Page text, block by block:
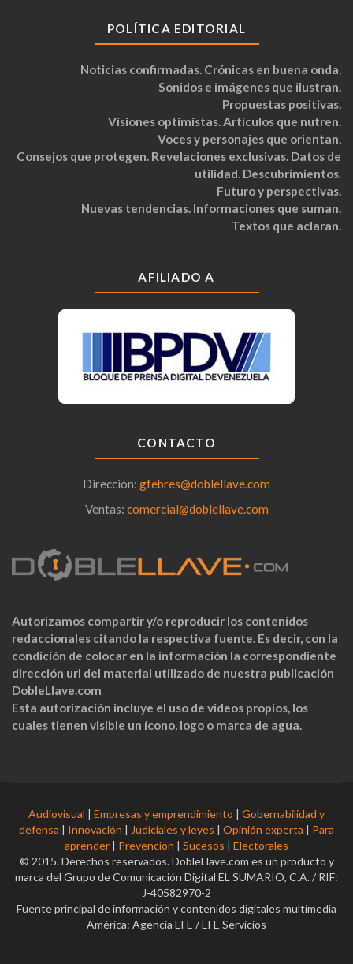
POLÍTICA EDITORIAL
Noticias confirmadas. Crónicas en buena onda.
Sonidos e imágenes que ilustran.
Propuestas positivas.
Visiones optimistas. Artículos que nutren.
Voces y personajes que orientan.
Consejos que protegen. Revelaciones exclusivas. Datos de
utilidad. Descubrimientos.
Futuro y perspectivas.
Nuevas tendencias. Informaciones que suman.
Textos que aclaran.
AFILIADO A
CONTACTO
Dirección: gfebres@doblellave.com
Ventas: comercial@doblellave.com
Autorizamos compartir y/o reproducir los contenidos
redaccionales citando la respectiva fuente. Es decir, con la
condición de colocar en la información la correspondiente
dirección url del material utilizado de nuestra publicación
DobleLlave.com
Esta autorización incluye el uso de videos propios, los
cuales tienen visible un ícono, logo o marca de agua.
Audiovisual | Empresas y emprendimiento | Gobernabilidad y
defensa | Innovación | Judiciales y leyes | Opinión experta | Para
aprender | Prevención | Sucesos | Electorales
© 2015. Derechos reservados. DobleLlave.com es un producto y
marca del Grupo de Comunicación Digital EL SUMARIO, C.A. / RIF:
J-40582970-2
Fuente principal de información y contenidos digitales multimedia
América: Agencia EFE / EFE Servicios